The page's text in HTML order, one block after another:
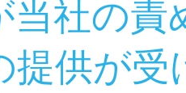
社の責
提供が